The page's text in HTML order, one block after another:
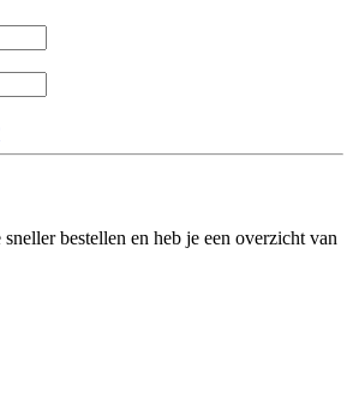
bestellen en heb je een overzicht van